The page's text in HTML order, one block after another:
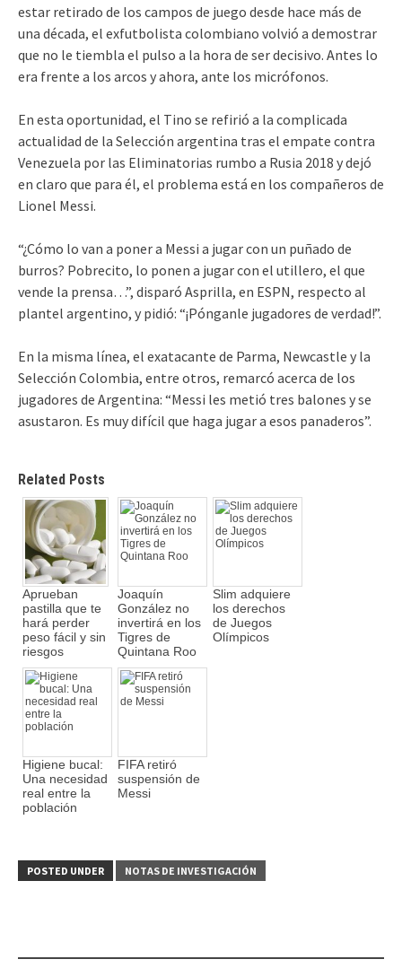
estar retirado de los campos de juego desde hace más de
una década, el exfutbolista colombiano volvió a demostrar
que no le tiembla el pulso a la hora de ser decisivo. Antes lo
era frente a los arcos y ahora, ante los micrófonos.
En esta oportunidad, el Tino se refirió a la complicada
actualidad de la Selección argentina tras el empate contra
Venezuela por las Eliminatorias rumbo a Rusia 2018 y dejó
en claro que para él, el problema está en los compañeros de
Lionel Messi.
“¿Cómo lo van a poner a Messi a jugar con un puñado de
burros? Pobrecito, lo ponen a jugar con el utillero, el que
vende la prensa…”, disparó Asprilla, en ESPN, respecto al
plantel argentino, y pidió: “¡Pónganle jugadores de verdad!”.
En la misma línea, el exatacante de Parma, Newcastle y la
Selección Colombia, entre otros, remarcó acerca de los
jugadores de Argentina: “Messi les metió tres balones y se
asustaron. Es muy difícil que haga jugar a esos panaderos”.
Related Posts
Aprueban
pastilla que te
hará perder
peso fácil y sin
riesgos
Joaquín
González no
invertirá en los
Tigres de
Quintana Roo
Slim adquiere
los derechos
de Juegos
Olímpicos
Higiene bucal:
Una necesidad
real entre la
población
FIFA retiró
suspensión de
Messi
POSTED UNDER NOTAS DE INVESTIGACIÓN